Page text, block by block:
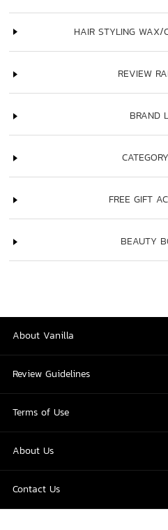
HAIR STYLING WAX/
REVIEW
BRAND
FREE GIFT
BEAUTY
About Vanilla
Review Guidelines
Terms of Use
About Us
Contact Us